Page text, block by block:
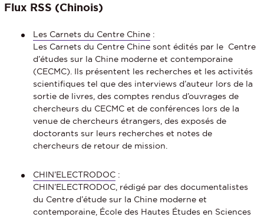
Flux RSS (Chinois)
Les Carnets du Centre Chine :
Les Carnets du Centre Chine sont édités par le Centre
d’études sur la Chine moderne et contemporaine
(CECMC). Ils présentent les recherches et les activités
scientifiques tel que des interviews d’auteur lors de la
sortie de livres, des comptes rendus d’ouvrages de
chercheurs du CECMC et de conférences lors de la
venue de chercheurs étrangers, des exposés de
doctorants sur leurs recherches et notes de
chercheurs de retour de mission.
CHIN’ELECTRODOC :
CHIN’ELECTRODOC, rédigé par des documentalistes
du Centre d’étude sur la Chine moderne et
contemporaine, École des Hautes Études en Sciences